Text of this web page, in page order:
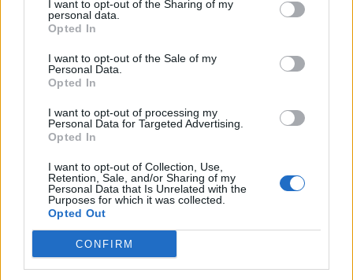
I want to opt-out of the Sharing of my
personal data.
Opted In
I want to opt-out of the Sale of my
Personal Data.
Opted In
I want to opt-out of processing my
Personal Data for Targeted Advertising.
Opted In
I want to opt-out of Collection, Use,
Retention, Sale, and/or Sharing of my
Personal Data that Is Unrelated with the
Purposes for which it was collected.
Opted Out
CONFIRM
CASADEI- Bene a Bologna, mancano però i
bonus: per la legge dei grandi numeri prima
ideale?
LOFTUS-CHEEK- Una garanzia, non
scende praticamente mai sotto il 6.
Attenzione ai suoi inserimenti contro la
Roma, una mina vagante da non
sottovalutare.
CUTRONE- L'unico gol è arrivato contro
l'Atalanta, da settimane non riesce a